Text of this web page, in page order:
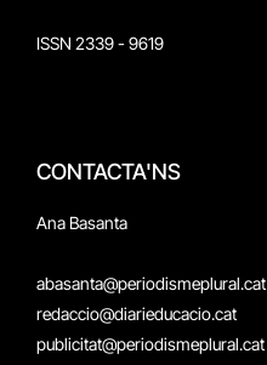
ISSN 2339 - 9619
CONTACTA'NS
Ana Basanta
abasanta@periodismeplural.cat
redaccio@diarieducacio.cat
publicitat@periodismeplural.cat